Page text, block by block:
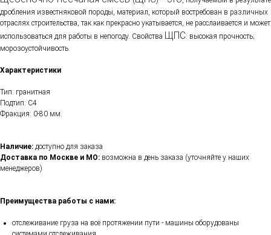
дробления известняковой породы, материал, который востребован в различных
отраслях строительства, так как прекрасно укатывается, не расслаивается и может
использоваться для работы в непогоду. Свойства ЩПС: высокая прочность;
морозоустойчивость.
Характеристики
Тип: гранитная
Подтип: C4
Фракция: 0-80 мм.
Наличие: доступно для заказа
Доставка по Москве и МО: возможна в день заказа (уточняйте у наших
менеджеров)
Преимущества работы с нами:
отслеживание груза на всё протяжении пути - машины оборудованы